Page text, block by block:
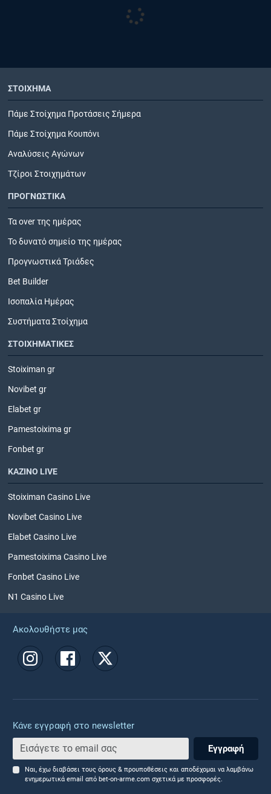
ΣΤΟΙΧΗΜΑ
Πάμε Στοίχημα Προτάσεις Σήμερα
Πάμε Στοίχημα Κουπόνι
Αναλύσεις Αγώνων
Τζίροι Στοιχημάτων
ΠΡΟΓΝΩΣΤΙΚΑ
Τα over της ημέρας
Το δυνατό σημείο της ημέρας
Προγνωστικά Τριάδες
Bet Builder
Ισοπαλία Ημέρας
Συστήματα Στοίχημα
ΣΤΟΙΧΗΜΑΤΙΚΕΣ
Stoiximan gr
Novibet gr
Elabet gr
Pamestoixima gr
Fonbet gr
ΚΑΖΙΝΟ LIVE
Stoiximan Casino Live
Novibet Casino Live
Elabet Casino Live
Pamestoixima Casino Live
Fonbet Casino Live
N1 Casino Live
Ακολουθήστε μας
Κάνε εγγραφή στο newsletter
Εγγραφή
Ναι, έχω διαβάσει τους όρους & προυποθέσεις και αποδέχομαι να λαμβάνω
ενημερωτικά email από bet-on-arme.com σχετικά με προσφορές.